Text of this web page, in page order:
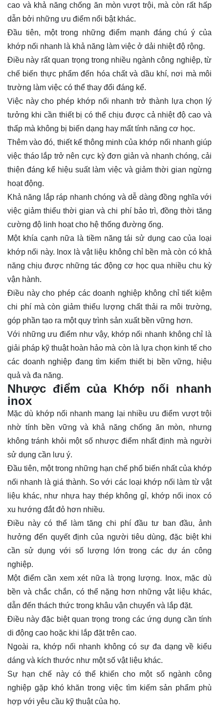
cao và khả năng chống ăn mòn vượt trội, mà còn rất hấp
dẫn bởi những ưu điểm nổi bật khác.
Đầu tiên, một trong những điểm mạnh đáng chú ý của
khớp nối nhanh là khả năng làm việc ở dải nhiệt độ rộng.
Điều này rất quan trọng trong nhiều ngành công nghiệp, từ
chế biến thực phẩm đến hóa chất và dầu khí, nơi mà môi
trường làm việc có thể thay đổi đáng kể.
Việc này cho phép khớp nối nhanh trở thành lựa chọn lý
tưởng khi cần thiết bị có thể chịu được cả nhiệt độ cao và
thấp mà không bị biến dạng hay mất tính năng cơ học.
Thêm vào đó, thiết kế thông minh của khớp nối nhanh giúp
việc tháo lắp trở nên cực kỳ đơn giản và nhanh chóng, cải
thiện đáng kể hiệu suất làm việc và giảm thời gian ngừng
hoạt động.
Khả năng lắp ráp nhanh chóng và dễ dàng đồng nghĩa với
việc giảm thiểu thời gian và chi phí bảo trì, đồng thời tăng
cường độ linh hoạt cho hệ thống đường ống.
Một khía cạnh nữa là tiềm năng tái sử dụng cao của loại
khớp nối này. Inox là vật liệu không chỉ bền mà còn có khả
năng chịu được những tác động cơ học qua nhiều chu kỳ
vận hành.
Điều này cho phép các doanh nghiệp không chỉ tiết kiệm
chi phí mà còn giảm thiểu lượng chất thải ra môi trường,
góp phần tạo ra một quy trình sản xuất bền vững hơn.
Với những ưu điểm như vậy, khớp nối nhanh không chỉ là
giải pháp kỹ thuật hoàn hảo mà còn là lựa chọn kinh tế cho
các doanh nghiệp đang tìm kiếm thiết bị bền vững, hiệu
quả và đa năng.
Nhược điểm của Khớp nối nhanh
inox
Mặc dù khớp nối nhanh mang lại nhiều ưu điểm vượt trội
nhờ tính bền vững và khả năng chống ăn mòn, nhưng
không tránh khỏi một số nhược điểm nhất định mà người
sử dụng cần lưu ý.
Đầu tiên, một trong những hạn chế phổ biến nhất của khớp
nối nhanh là giá thành. So với các loại khớp nối làm từ vật
liệu khác, như nhựa hay thép không gỉ, khớp nối inox có
xu hướng đắt đỏ hơn nhiều.
Điều này có thể làm tăng chi phí đầu tư ban đầu, ảnh
hưởng đến quyết định của người tiêu dùng, đặc biệt khi
cần sử dụng với số lượng lớn trong các dự án công
nghiệp.
Một điểm cần xem xét nữa là trọng lượng. Inox, mặc dù
bền và chắc chắn, có thể nặng hơn những vật liệu khác,
dẫn đến thách thức trong khâu vận chuyển và lắp đặt.
Điều này đặc biệt quan trọng trong các ứng dụng cần tính
di động cao hoặc khi lắp đặt trên cao.
Ngoài ra, khớp nối nhanh không có sự đa dạng về kiểu
dáng và kích thước như một số vật liệu khác.
Sự hạn chế này có thể khiến cho một số ngành công
nghiệp gặp khó khăn trong việc tìm kiếm sản phẩm phù
hợp với yêu cầu kỹ thuật của họ.